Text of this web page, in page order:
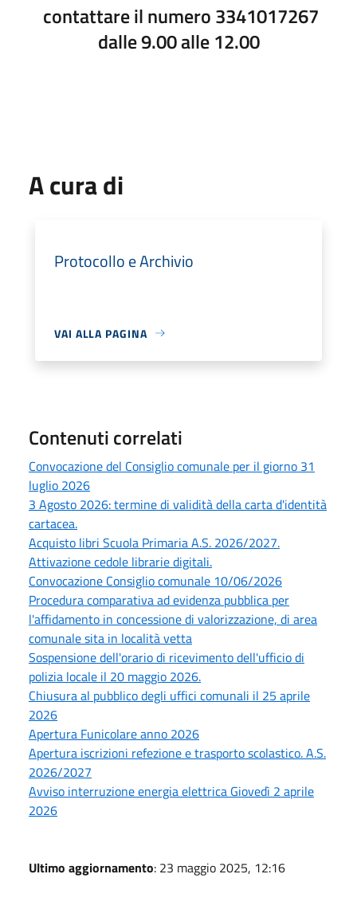
contattare il numero 3341017267
dalle 9.00 alle 12.00
A cura di
Protocollo e Archivio
VAI ALLA PAGINA
Contenuti correlati
Convocazione del Consiglio comunale per il giorno 31
luglio 2026
3 Agosto 2026: termine di validità della carta d'identità
cartacea.
Acquisto libri Scuola Primaria A.S. 2026/2027.
Attivazione cedole librarie digitali.
Convocazione Consiglio comunale 10/06/2026
Procedura comparativa ad evidenza pubblica per
l'affidamento in concessione di valorizzazione, di area
comunale sita in località vetta
Sospensione dell'orario di ricevimento dell'ufficio di
polizia locale il 20 maggio 2026.
Chiusura al pubblico degli uffici comunali il 25 aprile
2026
Apertura Funicolare anno 2026
Apertura iscrizioni refezione e trasporto scolastico. A.S.
2026/2027
Avviso interruzione energia elettrica Giovedì 2 aprile
2026
Ultimo aggiornamento: 23 maggio 2025, 12:16